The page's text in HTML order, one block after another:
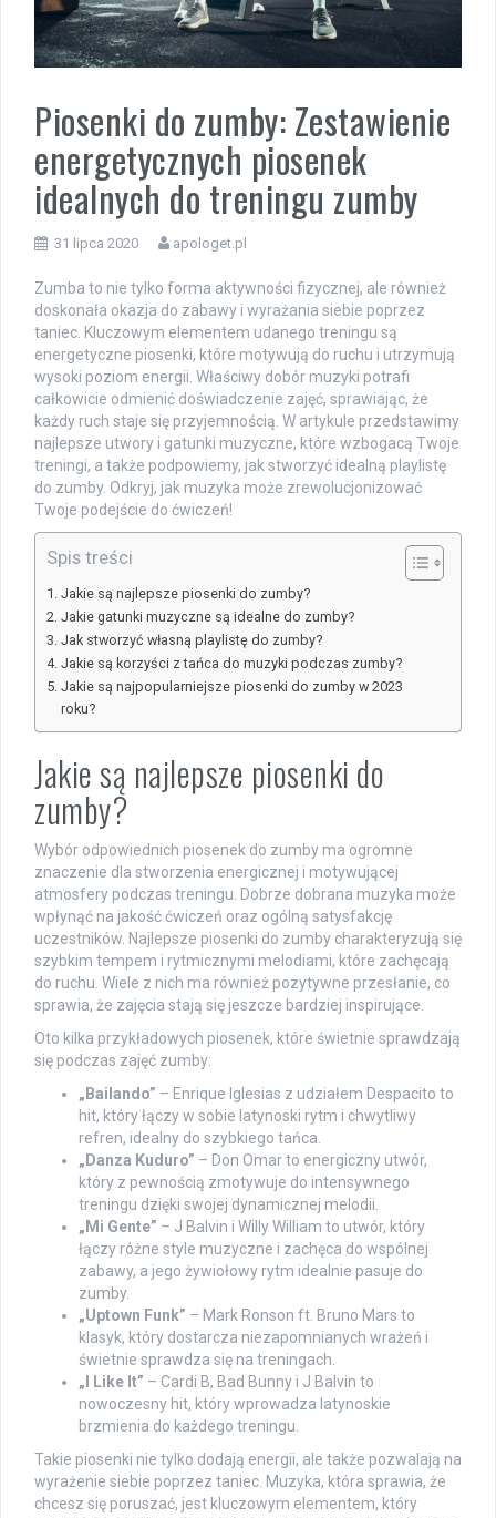
Piosenki do zumby: Zestawienie
energetycznych piosenek
idealnych do treningu zumby
31 lipca 2020 apologet.pl
Zumba to nie tylko forma aktywności fizycznej, ale również
doskonała okazja do zabawy i wyrażania siebie poprzez
taniec. Kluczowym elementem udanego treningu są
energetyczne piosenki, które motywują do ruchu i utrzymują
wysoki poziom energii. Właściwy dobór muzyki potrafi
całkowicie odmienić doświadczenie zajęć, sprawiając, że
każdy ruch staje się przyjemnością. W artykule przedstawimy
najlepsze utwory i gatunki muzyczne, które wzbogacą Twoje
treningi, a także podpowiemy, jak stworzyć idealną playlistę
do zumby. Odkryj, jak muzyka może zrewolucjonizować
Twoje podejście do ćwiczeń!
Spis treści
Jakie są najlepsze piosenki do zumby?
Jakie gatunki muzyczne są idealne do zumby?
Jak stworzyć własną playlistę do zumby?
Jakie są korzyści z tańca do muzyki podczas zumby?
Jakie są najpopularniejsze piosenki do zumby w 2023
roku?
Jakie są najlepsze piosenki do
zumby?
Wybór odpowiednich piosenek do zumby ma ogromne
znaczenie dla stworzenia energicznej i motywującej
atmosfery podczas treningu. Dobrze dobrana muzyka może
wpłynąć na jakość ćwiczeń oraz ogólną satysfakcję
uczestników. Najlepsze piosenki do zumby charakteryzują się
szybkim tempem i rytmicznymi melodiami, które zachęcają
do ruchu. Wiele z nich ma również pozytywne przesłanie, co
sprawia, że zajęcia stają się jeszcze bardziej inspirujące.
Oto kilka przykładowych piosenek, które świetnie sprawdzają
się podczas zajęć zumby:
„Bailando” – Enrique Iglesias z udziałem Despacito to
hit, który łączy w sobie latynoski rytm i chwytliwy
refren, idealny do szybkiego tańca.
„Danza Kuduro” – Don Omar to energiczny utwór,
który z pewnością zmotywuje do intensywnego
treningu dzięki swojej dynamicznej melodii.
„Mi Gente” – J Balvin i Willy William to utwór, który
łączy różne style muzyczne i zachęca do wspólnej
zabawy, a jego żywiołowy rytm idealnie pasuje do
zumby.
„Uptown Funk” – Mark Ronson ft. Bruno Mars to
klasyk, który dostarcza niezapomnianych wrażeń i
świetnie sprawdza się na treningach.
„I Like It” – Cardi B, Bad Bunny i J Balvin to
nowoczesny hit, który wprowadza latynoskie
brzmienia do każdego treningu.
Takie piosenki nie tylko dodają energii, ale także pozwalają na
wyrażenie siebie poprzez taniec. Muzyka, która sprawia, że
chcesz się poruszać, jest kluczowym elementem, który